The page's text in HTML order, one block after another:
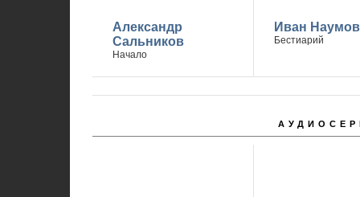
Александр
Сальников
Начало
Иван Наумов
Бестиарий